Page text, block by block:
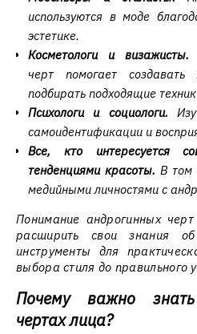
используются в моде
эстетике.
Косметологи и визажисты.
черт помогает
подбирать подходящие
Психологи и социологи.
самоидентификации и
Все, кто интересуется
тенденциями красоты. В том
медийными личностями с
Понимание андрогинных
расширить свои знания
инструменты для
выбора стиля до правильного
Почему важно
чертах лица?